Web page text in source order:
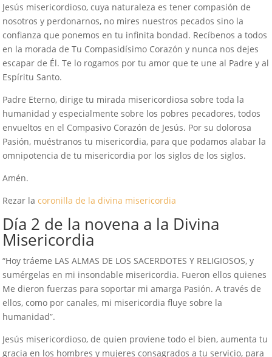
Jesús misericordioso, cuya naturaleza es tener compasión de
nosotros y perdonarnos, no mires nuestros pecados sino la
confianza que ponemos en tu infinita bondad. Recíbenos a todos
en la morada de Tu Compasidísimo Corazón y nunca nos dejes
escapar de Él. Te lo rogamos por tu amor que te une al Padre y al
Espíritu Santo.
Padre Eterno, dirige tu mirada misericordiosa sobre toda la
humanidad y especialmente sobre los pobres pecadores, todos
envueltos en el Compasivo Corazón de Jesús. Por su dolorosa
Pasión, muéstranos tu misericordia, para que podamos alabar la
omnipotencia de tu misericordia por los siglos de los siglos.
Amén.
Rezar la coronilla de la divina misericordia
Día 2 de la novena a la Divina
Misericordia
“Hoy tráeme LAS ALMAS DE LOS SACERDOTES Y RELIGIOSOS, y
sumérgelas en mi insondable misericordia. Fueron ellos quienes
Me dieron fuerzas para soportar mi amarga Pasión. A través de
ellos, como por canales, mi misericordia fluye sobre la
humanidad”.
Jesús misericordioso, de quien proviene todo el bien, aumenta tu
gracia en los hombres y mujeres consagrados a tu servicio, para